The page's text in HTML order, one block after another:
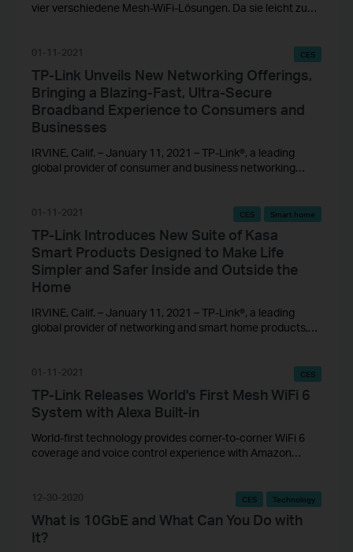
vier verschiedene Mesh-WiFi-Lösungen. Da sie leicht zu
einige Tipps zu ihrer Verwendung.
CES
01-11-2021
TP-Link Unveils New Networking Offerings,
Bringing a Blazing-Fast, Ultra-Secure
Broadband Experience to Consumers and
Businesses
IRVINE, Calif. – January 11, 2021 – TP-Link®, a leading
global provider of consumer and business networking
CES Smart home
01-11-2021
TP-Link Introduces New Suite of Kasa
Smart Products Designed to Make Life
Simpler and Safer Inside and Outside the
Home
IRVINE, Calif. – January 11, 2021 – TP-Link®, a leading
global provider of networking and smart home products,
accessible and secure.
CES
01-11-2021
TP-Link Releases World's First Mesh WiFi 6
System with Alexa Built-in
World-first technology provides corner-to-corner WiFi 6
coverage and voice control experience with Amazon
CES Technology
12-30-2020
What is 10GbE and What Can You Do with
It?